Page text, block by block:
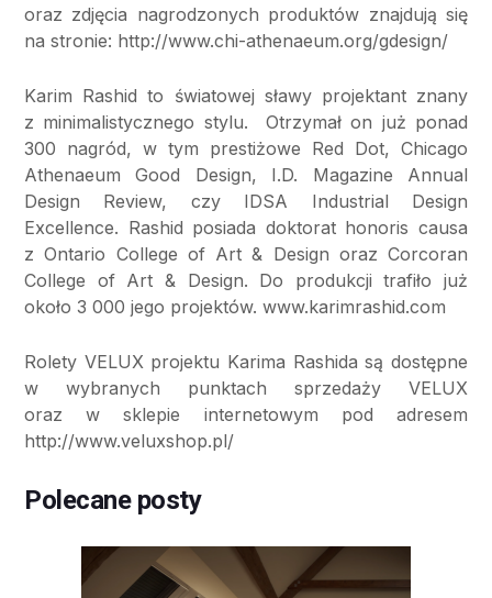
oraz zdjęcia nagrodzonych produktów znajdują się
na stronie: http://www.chi-athenaeum.org/gdesign/
Karim Rashid to światowej sławy projektant znany
z minimalistycznego stylu. Otrzymał on już ponad
300 nagród, w tym prestiżowe Red Dot, Chicago
Athenaeum Good Design, I.D. Magazine Annual
Design Review, czy IDSA Industrial Design
Excellence. Rashid posiada doktorat honoris causa
z Ontario College of Art & Design oraz Corcoran
College of Art & Design. Do produkcji trafiło już
około 3 000 jego projektów. www.karimrashid.com
Rolety VELUX projektu Karima Rashida są dostępne
w wybranych punktach sprzedaży VELUX
oraz w sklepie internetowym pod adresem
http://www.veluxshop.pl/
Polecane posty